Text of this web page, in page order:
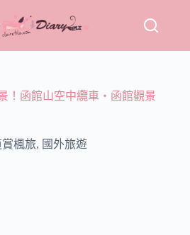
！函館山空中纜車‧函館觀景
楓旅, 國外旅遊